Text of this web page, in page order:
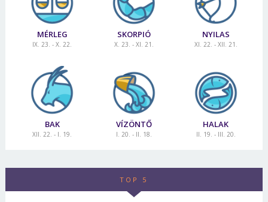
MÉRLEG
IX. 23. - X. 22.
SKORPIÓ
X. 23. - XI. 21.
NYILAS
XI. 22. - XII. 21.
BAK
XII. 22. - I. 19.
VÍZÖNTŐ
I. 20. - II. 18.
HALAK
II. 19. - III. 20.
TOP 5